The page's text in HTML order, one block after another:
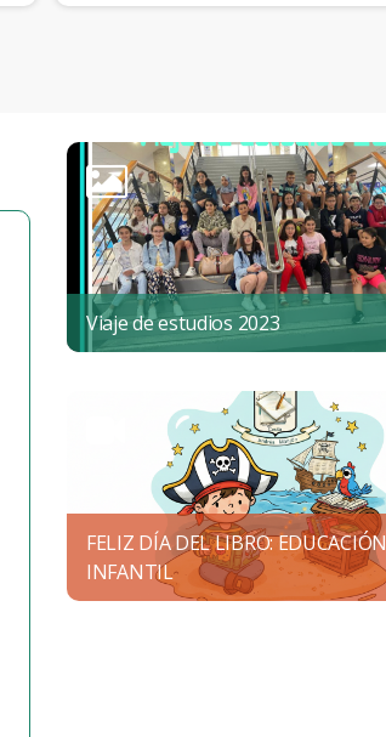
Viaje de estudios 2023
FELIZ DÍA DEL LIBRO: EDUCACIÓN
INFANTIL